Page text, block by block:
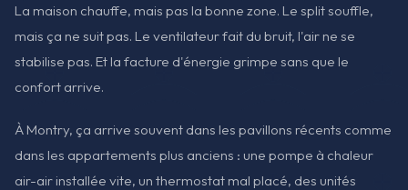
La maison chauffe, mais pas la bonne zone. Le split souffle,
mais ça ne suit pas. Le ventilateur fait du bruit, l'air ne se
stabilise pas. Et la facture d'énergie grimpe sans que le
confort arrive.
À Montry, ça arrive souvent dans les pavillons récents comme
dans les appartements plus anciens : une pompe à chaleur
air-air installée vite, un thermostat mal placé, des unités